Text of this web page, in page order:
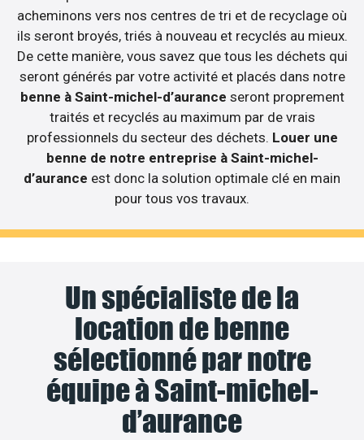
acheminons vers nos centres de tri et de recyclage où
ils seront broyés, triés à nouveau et recyclés au mieux.
De cette manière, vous savez que tous les déchets qui
seront générés par votre activité et placés dans notre
benne à Saint-michel-d’aurance seront proprement
traités et recyclés au maximum par de vrais
professionnels du secteur des déchets. Louer une
benne de notre entreprise à Saint-michel-
d’aurance est donc la solution optimale clé en main
pour tous vos travaux.
Un spécialiste de la
location de benne
sélectionné par notre
équipe à Saint-michel-
d’aurance